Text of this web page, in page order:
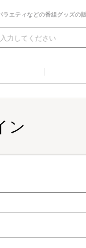
エティなどの番組グッズの
ン